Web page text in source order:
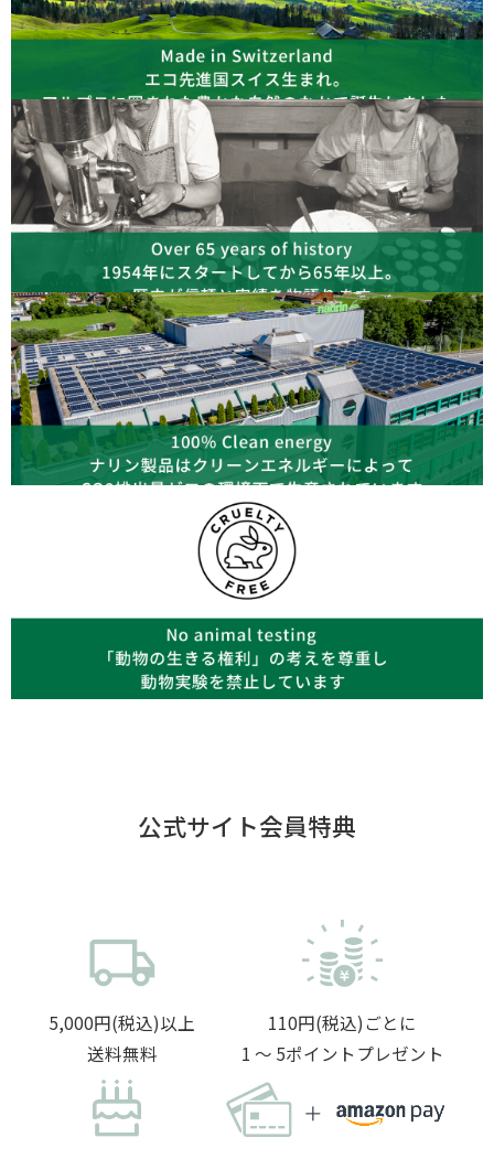
公式サイト会員特典
5,000円(税込)以上
送料無料
110円(税込)ごとに
1 〜 5ポイントプレゼント